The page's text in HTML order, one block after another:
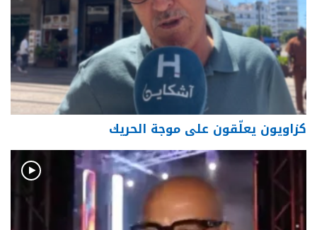
كزاويون يعلّقون على موجة الحريك